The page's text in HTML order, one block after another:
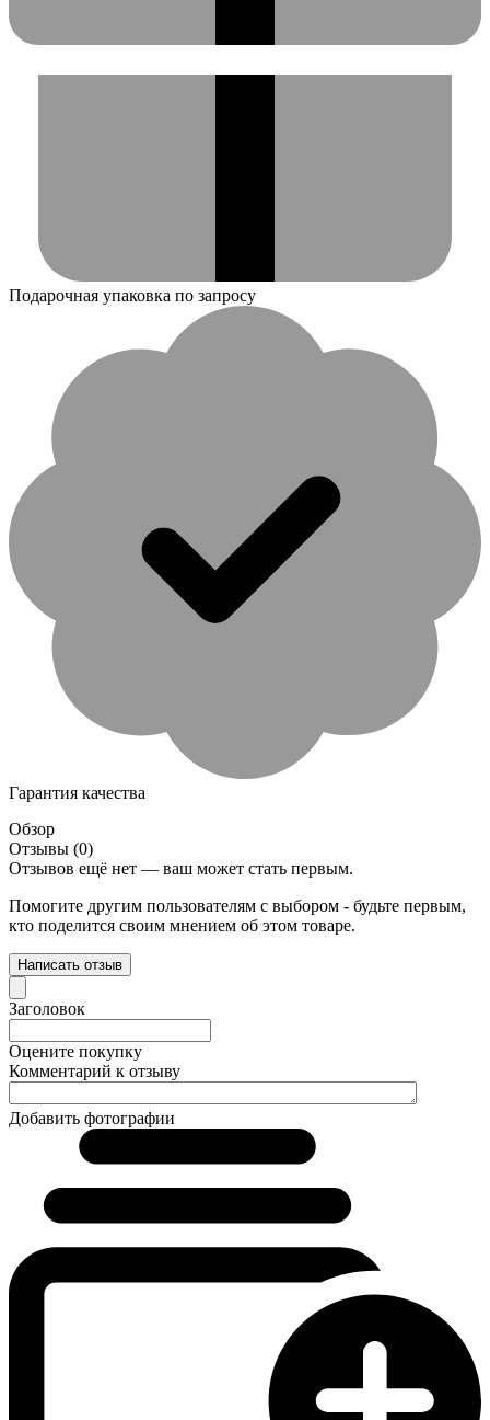
Подарочная упаковка по запросу
Гарантия качества
Обзор
Отзывы (0)
Отзывов ещё нет — ваш может стать первым.
Помогите другим пользователям с выбором - будьте первым,
кто поделится своим мнением об этом товаре.
Написать отзыв
Заголовок
Оцените покупку
Комментарий к отзыву
Добавить фотографии